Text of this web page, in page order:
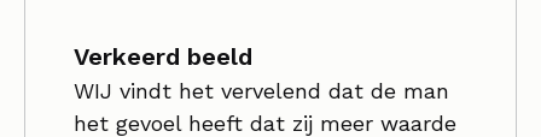
Verkeerd beeld
WIJ vindt het vervelend dat de man
het gevoel heeft dat zij meer waarde